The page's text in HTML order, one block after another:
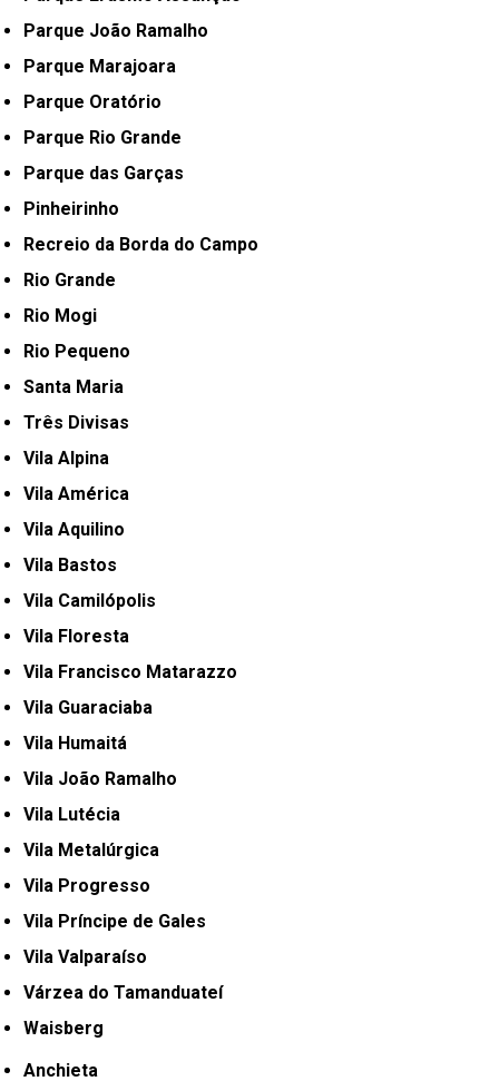
Parque João Ramalho
Parque Marajoara
Parque Oratório
Parque Rio Grande
Parque das Garças
Pinheirinho
Recreio da Borda do Campo
Rio Grande
Rio Mogi
Rio Pequeno
Santa Maria
Três Divisas
Vila Alpina
Vila América
Vila Aquilino
Vila Bastos
Vila Camilópolis
Vila Floresta
Vila Francisco Matarazzo
Vila Guaraciaba
Vila Humaitá
Vila João Ramalho
Vila Lutécia
Vila Metalúrgica
Vila Progresso
Vila Príncipe de Gales
Vila Valparaíso
Várzea do Tamanduateí
Waisberg
Anchieta